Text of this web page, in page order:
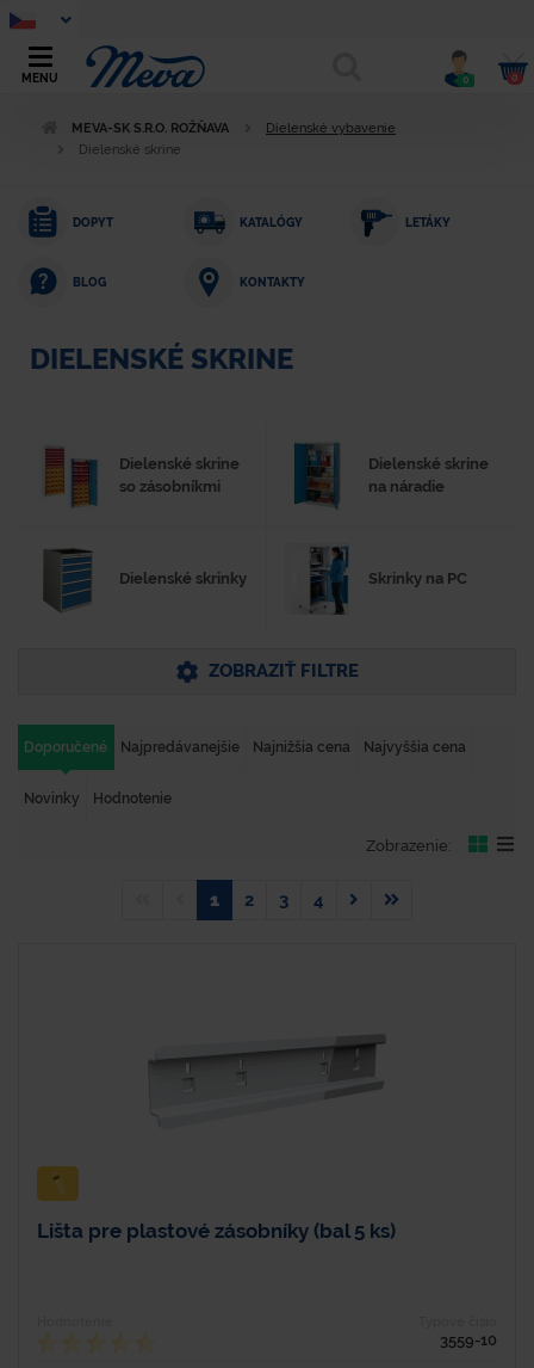
MENU 0 0
MEVA-SK S.R.O. ROŽŇAVA
Dielenské vybavenie
Dielenské skrine
DOPYT KATALÓGY LETÁKY
BLOG KONTAKTY
DIELENSKÉ SKRINE
Dielenské skrine
so zásobníkmi
Dielenské skrine
na náradie
Dielenské skrinky Skrinky na PC
ZOBRAZIŤ FILTRE
Doporučené Najpredávanejšie Najnižšia cena Najvyššia cena
Novinky Hodnotenie
Zobrazenie:
1 2 3 4
Lišta pre plastové zásobníky (bal 5 ks)
3559-10